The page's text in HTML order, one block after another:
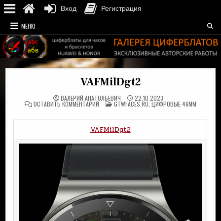
Перейти
к
содержимому
МЕНЮ
VAFMilDgt2
ВАЛЕРИЙ АНАТОЛЬЕВИЧ 22.10.2023
ОСТАВИТЬ КОММЕНТАРИЙНА
VAFMILDGT2
ОПУБЛИКОВАНО
В
GTWFACES.RU ЦИФРОВЫЕ 46MM
VAFMilDgt2
Вход Регистрация